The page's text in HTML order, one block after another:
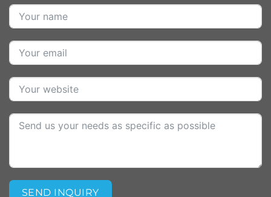
SEND INQUIRY